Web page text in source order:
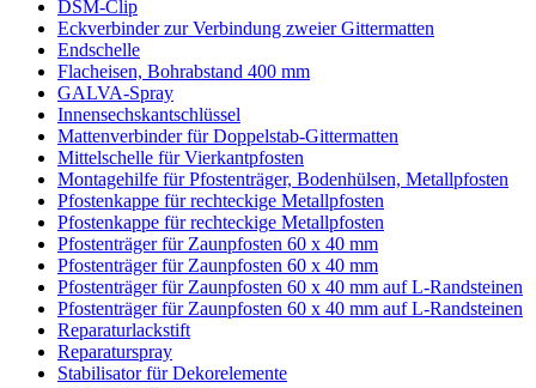
DSM-Clip
Eckverbinder zur Verbindung zweier Gittermatten
Endschelle
Flacheisen, Bohrabstand 400 mm
GALVA-Spray
Innensechskantschlüssel
Mattenverbinder für Doppelstab-Gittermatten
Mittelschelle für Vierkantpfosten
Montagehilfe für Pfostenträger, Bodenhülsen, Metallpfosten
Pfostenkappe für rechteckige Metallpfosten
Pfostenkappe für rechteckige Metallpfosten
Pfostenträger für Zaunpfosten 60 x 40 mm
Pfostenträger für Zaunpfosten 60 x 40 mm
Pfostenträger für Zaunpfosten 60 x 40 mm auf L-Randsteinen
Pfostenträger für Zaunpfosten 60 x 40 mm auf L-Randsteinen
Reparaturlackstift
Reparaturspray
Stabilisator für Dekorelemente